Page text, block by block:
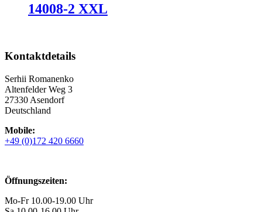
14008-2 XXL
Kontaktdetails
Serhii Romanenko
Altenfelder Weg 3
27330 Asendorf
Deutschland
Mobile:
+49 (0)172 420 6660
Öffnungszeiten:
Mo-Fr 10.00-19.00 Uhr